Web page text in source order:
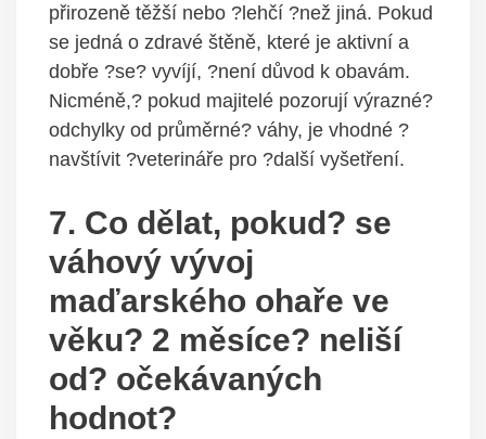
přirozeně těžší nebo ?lehčí ?než jiná. Pokud
se jedná o zdravé štěně, které je aktivní a
dobře ?se? vyvíjí, ?není důvod k obavám.
Nicméně,? pokud majitelé pozorují výrazné?
odchylky od průměrné? váhy, je vhodné ?
navštívit ?veterináře pro ?další vyšetření.
7. Co dělat, pokud? se
váhový vývoj
maďarského ohaře ve
věku? 2 měsíce? neliší
od? očekávaných
hodnot?